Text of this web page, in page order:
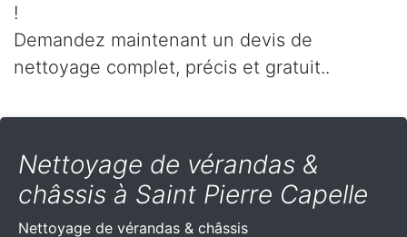
!
Demandez maintenant un devis de
nettoyage complet, précis et gratuit..
Nettoyage de vérandas &
châssis à Saint Pierre Capelle
Nettoyage de vérandas & châssis